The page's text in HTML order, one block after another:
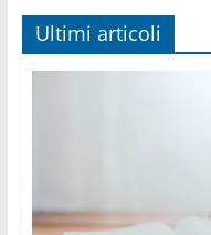
07.08.2026
SIGNIS
nello
Italia,
07.08.2026
Ultimi articoli